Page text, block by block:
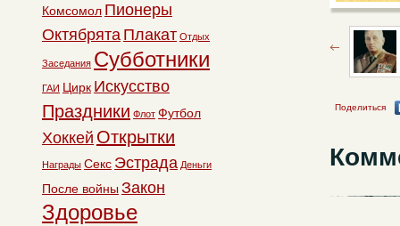
Поделиться
Комсомол Пионеры
Октябрята Плакат Отдых
Заседания Субботники
ГАИ Цирк Искусство
Праздники Флот Футбол
Хоккей Открытки
Награды Секс Эстрада Деньги
После войны Закон
Здоровье